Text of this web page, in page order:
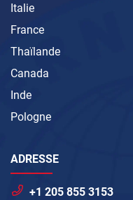
Italie
France
Thaïlande
Canada
Inde
Pologne
ADRESSE
+1 205 855 3153